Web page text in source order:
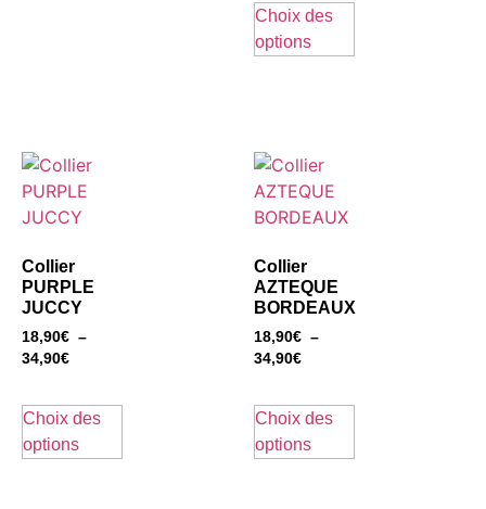
Choix des
options
Collier
PURPLE
JUCCY
18,90€ –
34,90€
Choix des
options
Collier
AZTEQUE
BORDEAUX
18,90€ –
34,90€
Choix des
options